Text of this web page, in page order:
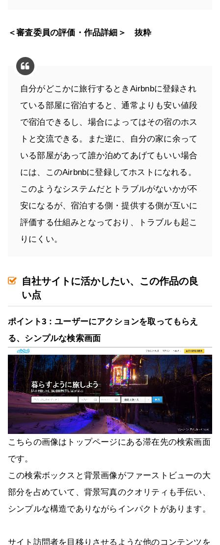
＜審査委員の評価・作品詳細＞ 抜粋
自分がどこかに旅行するときAirbnbに登録され
ている部屋に宿泊すると、通常よりも安い値段
で宿泊できるし、場合によってはその宿のホス
トと交流できる。また逆に、自分の家に余って
いる部屋があって誰か泊めてあげてもいい場合
には、このAirbnbに登録してホストになれる。
このようなシステムだとトラブルがないかが不
安になるが、宿泊する側・提供する側が互いに
評価する仕組みとなっており、トラブルも起こ
りにくい。
自社サイトに活かしたい、この作品の良
い点
ポイント3：ユーザーにアクションを取ってもらえ
る、シンプルな検索画面
こちらの画像はトップページにある滞在先の検索画面
です。
この検索ボックスと背景画像がファーストビューの大
部分を占めていて、背景写真のクオリティも手伝い、
シンプルな構造でありながらインパクトがあります。
サイト訪問者を目移りさせるような他のコンテンツを